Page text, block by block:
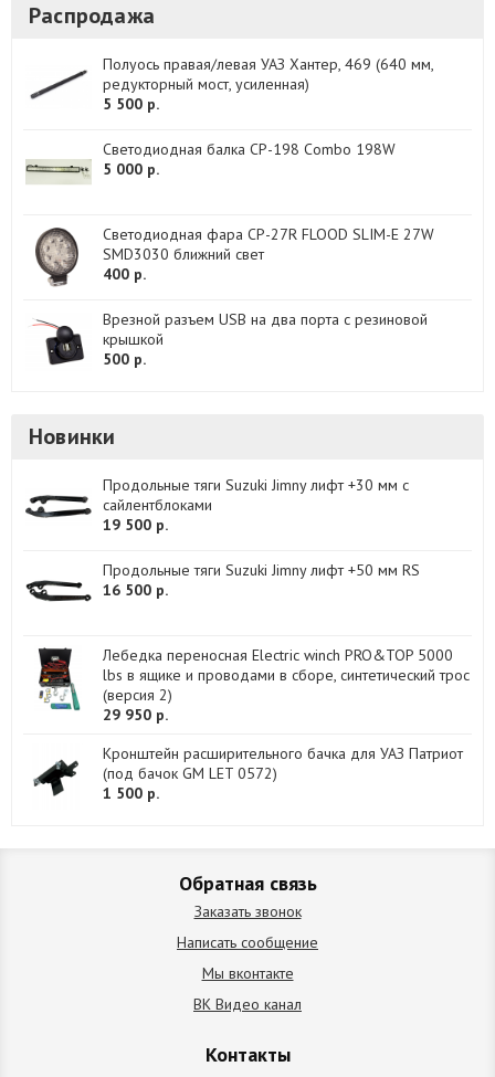
Распродажа
Полуось правая/левая УАЗ Хантер, 469 (640 мм,
редукторный мост, усиленная)
5 500 р.
Светодиодная балка CP-198 Combo 198W
5 000 р.
Светодиодная фара CP-27R FLOOD SLIM-E 27W
SMD3030 ближний свет
400 р.
Врезной разъем USB на два порта с резиновой
крышкой
500 р.
Новинки
Продольные тяги Suzuki Jimny лифт +30 мм с
сайлентблоками
19 500 р.
Продольные тяги Suzuki Jimny лифт +50 мм RS
16 500 р.
Лебедка переносная Electric winch PRO&TOP 5000
lbs в ящике и проводами в сборе, синтетический трос
(версия 2)
29 950 р.
Кронштейн расширительного бачка для УАЗ Патриот
(под бачок GM LET 0572)
1 500 р.
Обратная связь
Заказать звонок
Написать сообщение
Мы вконтакте
ВК Видео канал
Контакты